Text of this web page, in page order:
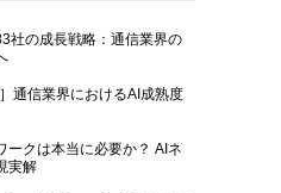
社の成長戦略：通信業界の
通信業界におけるAI成熟度
ークは本当に必要か？ AIネ
実解